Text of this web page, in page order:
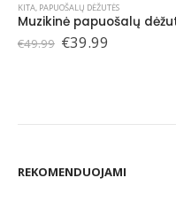
KITA, PAPUOŠALŲ DĖŽUTĖS
€49.99 Original
€39.99
REKOMENDUOJAMI